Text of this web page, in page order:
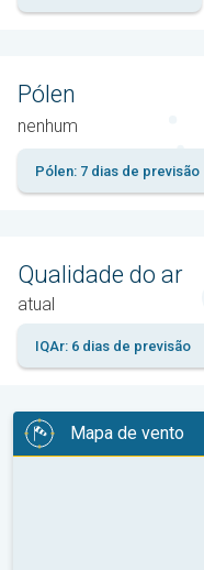
Pólen
nenhum
Pólen: 7 dias de previsão
Qualidade do ar
atual
IQAr: 6 dias de previsão
Mapa de vento